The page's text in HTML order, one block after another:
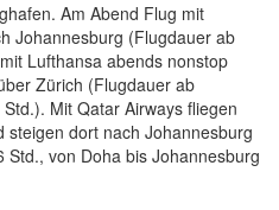
Am Abend Flug mit
Johannesburg (Flugdauer ab
Lufthansa abends nonstop
Zürich (Flugdauer ab
Mit Qatar Airways fliegen
steigen dort nach Johannesburg
von Doha bis Johannesburg